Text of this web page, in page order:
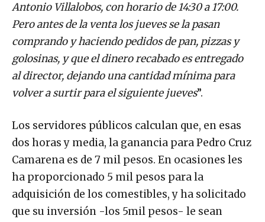
Antonio Villalobos, con horario de 14:30 a 17:00.
Pero antes de la venta los jueves se la pasan
comprando y haciendo pedidos de pan, pizzas y
golosinas, y que el dinero recabado es entregado
al director, dejando una cantidad mínima para
volver a surtir para el siguiente jueves”.
Los servidores públicos calculan que, en esas
dos horas y media, la ganancia para Pedro Cruz
Camarena es de 7 mil pesos. En ocasiones les
ha proporcionado 5 mil pesos para la
adquisición de los comestibles, y ha solicitado
que su inversión -los 5mil pesos- le sean